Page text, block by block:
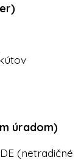
úradom)
(netradičné